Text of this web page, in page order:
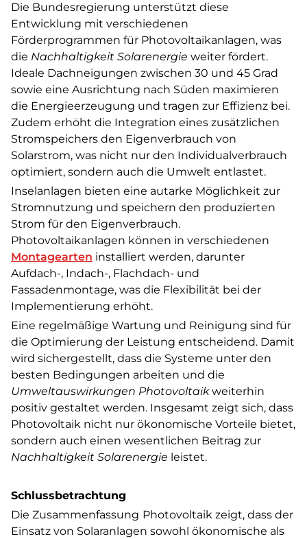
Die Bundesregierung unterstützt diese
Entwicklung mit verschiedenen
Förderprogrammen für Photovoltaikanlagen, was
die Nachhaltigkeit Solarenergie weiter fördert.
Ideale Dachneigungen zwischen 30 und 45 Grad
sowie eine Ausrichtung nach Süden maximieren
die Energieerzeugung und tragen zur Effizienz bei.
Zudem erhöht die Integration eines zusätzlichen
Stromspeichers den Eigenverbrauch von
Solarstrom, was nicht nur den Individualverbrauch
optimiert, sondern auch die Umwelt entlastet.
Inselanlagen bieten eine autarke Möglichkeit zur
Stromnutzung und speichern den produzierten
Strom für den Eigenverbrauch.
Photovoltaikanlagen können in verschiedenen
Montagearten installiert werden, darunter
Aufdach-, Indach-, Flachdach- und
Fassadenmontage, was die Flexibilität bei der
Implementierung erhöht.
Eine regelmäßige Wartung und Reinigung sind für
die Optimierung der Leistung entscheidend. Damit
wird sichergestellt, dass die Systeme unter den
besten Bedingungen arbeiten und die
Umweltauswirkungen Photovoltaikweiterhin
positiv gestaltet werden. Insgesamt zeigt sich, dass
Photovoltaik nicht nur ökonomische Vorteile bietet,
sondern auch einen wesentlichen Beitrag zur
Nachhaltigkeit Solarenergie leistet.
Schlussbetrachtung
Die Zusammenfassung Photovoltaik zeigt, dass der
Einsatz von Solaranlagen sowohl ökonomische als